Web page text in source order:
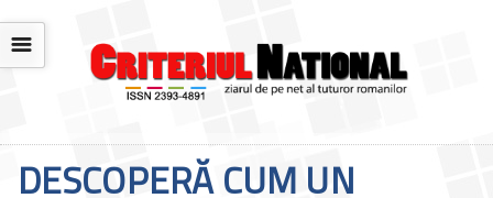
☰
DESCOPERĂ CUM UN